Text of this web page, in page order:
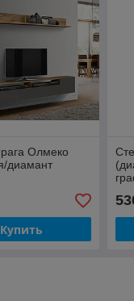
Олмеко
диамант
Купить